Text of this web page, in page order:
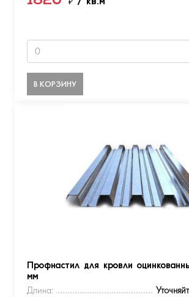
₽ / кв.м
В КОРЗИНУ
Профнастил для кровли
мм
Длина: